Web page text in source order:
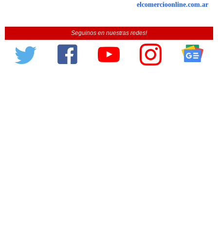
elcomercioonline.com.ar
Seguinos en nuestras redes!